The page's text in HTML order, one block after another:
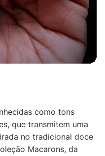
como tons
que transmitem uma
no tradicional doce
Macarons, da